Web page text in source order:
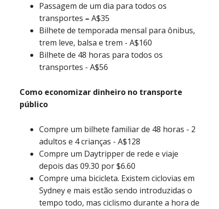
Passagem de um dia para todos os
transportes – A$35
Bilhete de temporada mensal para ônibus,
trem leve, balsa e trem - A$160
Bilhete de 48 horas para todos os
transportes - A$56
Como economizar dinheiro no transporte
público
Compre um bilhete familiar de 48 horas - 2
adultos e 4 crianças - A$128
Compre um Daytripper de rede e viaje
depois das 09.30 por $6.60
Compre uma bicicleta. Existem ciclovias em
Sydney e mais estão sendo introduzidas o
tempo todo, mas ciclismo durante a hora de